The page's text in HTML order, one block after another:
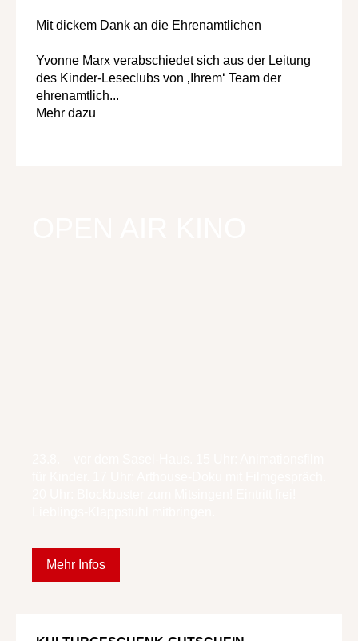
Mit dickem Dank an die Ehrenamtlichen
Yvonne Marx verabschiedet sich aus der Leitung
des Kinder-Leseclubs von ‚Ihrem‘ Team der
ehrenamtlich...
Mehr dazu
Mehr Infos